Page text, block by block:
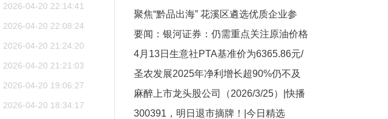
2026-04-20 22:14:41
2026-04-20 22:08:24
2026-04-20 21:24:20
2026-04-20 21:21:03
2026-04-20 19:06:27
2026-04-20 18:34:17
等风险产品抽查力度加大 报道
聚焦“黔品出海” 花溪区遴选优质企业参
展，助推特色农产品、非遗产品走出贵
州-当前焦点
要闻：银河证券：仍需重点关注原油价格
走势对市场情绪和交易结构的影响
4月13日生意社PTA基准价为6365.86元/
吨
圣农发展2025年净利增长超90%仍不及
机构预期 投资现金流由上年同期净流入
转为净流出|速看
麻醉上市龙头股公司（2026/3/25）|快播
300391，明日退市摘牌！|今日精选